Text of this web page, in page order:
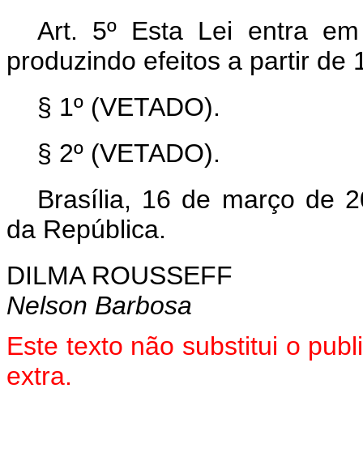
Art. 5º Esta Lei entra
produzindo efeitos a partir de
§ 1º (VETADO).
§ 2º (VETADO).
Brasília, 16 de março de
da República.
DILMA ROUSSEFF
Nelson Barbosa
Este texto não substitui o
extra.